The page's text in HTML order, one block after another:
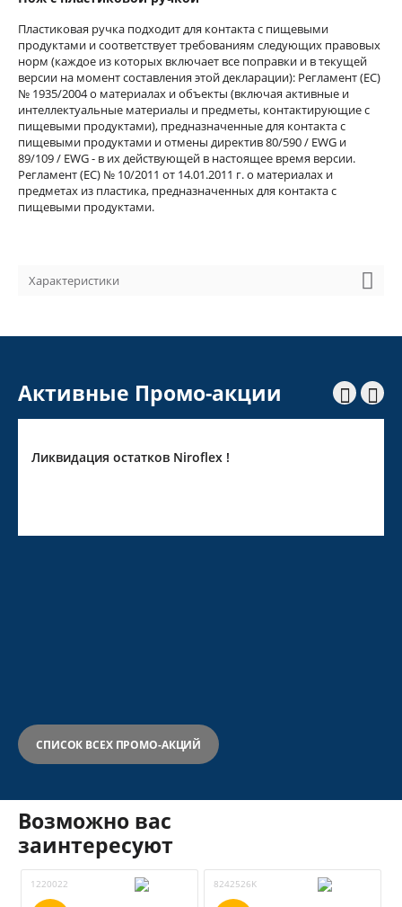
Пластиковая ручка подходит для контакта с пищевыми
продуктами и соответствует требованиям следующих правовых
норм (каждое из которых включает все поправки и в текущей
версии на момент составления этой декларации): Регламент (ЕС)
№ 1935/2004 о материалах и объекты (включая активные и
интеллектуальные материалы и предметы, контактирующие с
пищевыми продуктами), предназначенные для контакта с
пищевыми продуктами и отмены директив 80/590 / EWG и
89/109 / EWG - в их действующей в настоящее время версии.
Регламент (ЕС) № 10/2011 от 14.01.2011 г. о материалах и
предметах из пластика, предназначенных для контакта с
пищевыми продуктами.
Характеристики
Активные Промо-акции  
Скидка 10% на Pirge
СПИСОК ВСЕХ ПРОМО-АКЦИЙ
Возможно вас
заинтересуют
1220022 8242526K